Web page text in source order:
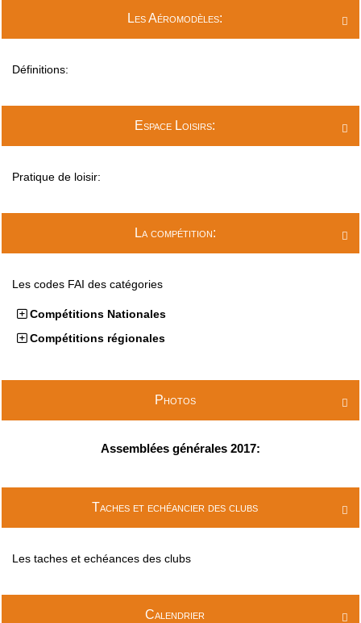

Les Aéromodèles:
Définitions:

Espace Loisirs:
Pratique de loisir:

La compétition:
Les codes FAI des catégories
Compétitions Nationales
Compétitions régionales

Photos
Assemblées générales 2017:

Taches et echéancier des clubs
Les taches et echéances des clubs

Calendrier